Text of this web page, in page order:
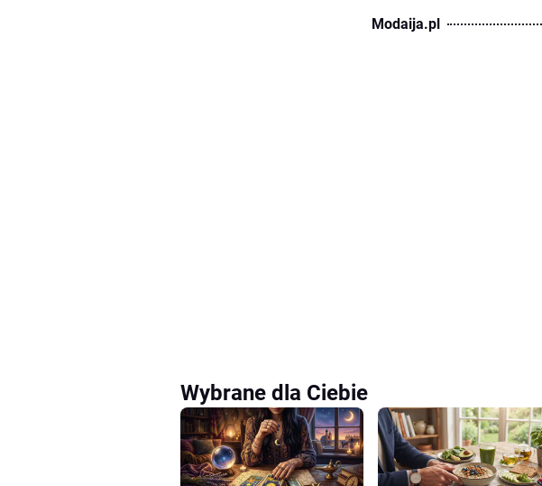
Modaija.pl
Wybrane dla Ciebie